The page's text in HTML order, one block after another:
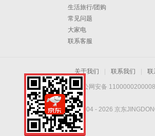
生活旅行/团购
常见问题
大家电
联系客服
关于我们 联系我们 联
京公网安备
Copyright © 2004 - 2026 京东
手机扫一扫，劲爆优